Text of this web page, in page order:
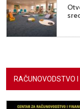
RAČUNOVODSTVO I